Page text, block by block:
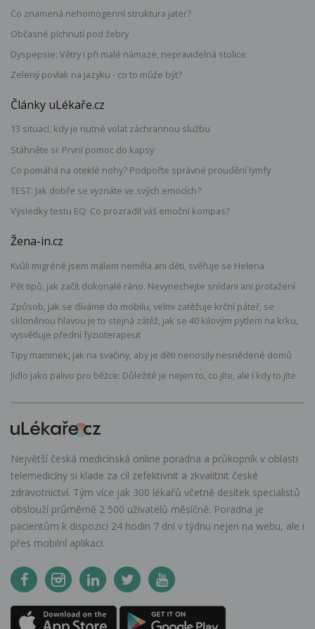
Co znamená nehomogenní struktura jater?
Občasné píchnutí pod žebry
Dyspepsie: Větry i při malé námaze, nepravidelná stolice
Zelený povlak na jazyku - co to může být?
Články uLékaře.cz
13 situací, kdy je nutné volat záchrannou službu
Stáhněte si: První pomoc do kapsy
Co pomáhá na oteklé nohy? Podpořte správné proudění lymfy
TEST: Jak dobře se vyznáte ve svých emocích?
Výsledky testu EQ: Co prozradil váš emoční kompas?
Žena-in.cz
Kvůli migréně jsem málem neměla ani děti, svěřuje se Helena
Pět tipů, jak začít dokonalé ráno. Nevynechejte snídani ani protažení
Způsob, jak se díváme do mobilu, velmi zatěžuje krční páteř, se
skloněnou hlavou je to stejná zátěž, jak se 40 kilovým pytlem na krku,
vysvětluje přední fyzioterapeut
Tipy maminek, jak na svačiny, aby je děti nenosily nesnědené domů
Jídlo jako palivo pro běžce: Důležité je nejen to, co jíte, ale i kdy to jíte
Největší česká medicínská online poradna a průkopník v oblasti
telemedicíny si klade za cíl zefektivnit a zkvalitnit české
zdravotnictví. Tým více jak 300 lékařů včetně desítek specialistů
obslouží průměrně 2 500 uživatelů měsíčně. Poradna je
pacientům k dispozici 24 hodin 7 dní v týdnu nejen na webu, ale i
přes mobilní aplikaci.